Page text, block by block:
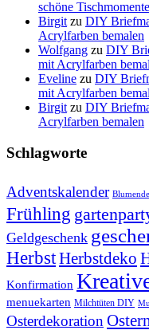
schöne Tischmomente
Birgit zu DIY
Acrylfarben bemalen
Wolfgang zu DIY
mit Acrylfarben
Eveline zu DIY
mit Acrylfarben
Birgit zu DIY
Acrylfarben bemalen
Schlagworte
Adventskalender
Frühling
Geldgeschenk
HerbstHerbstdeko
Konfirmation
menuekarten Milchtüten DIY
Osterdekoration Ostern